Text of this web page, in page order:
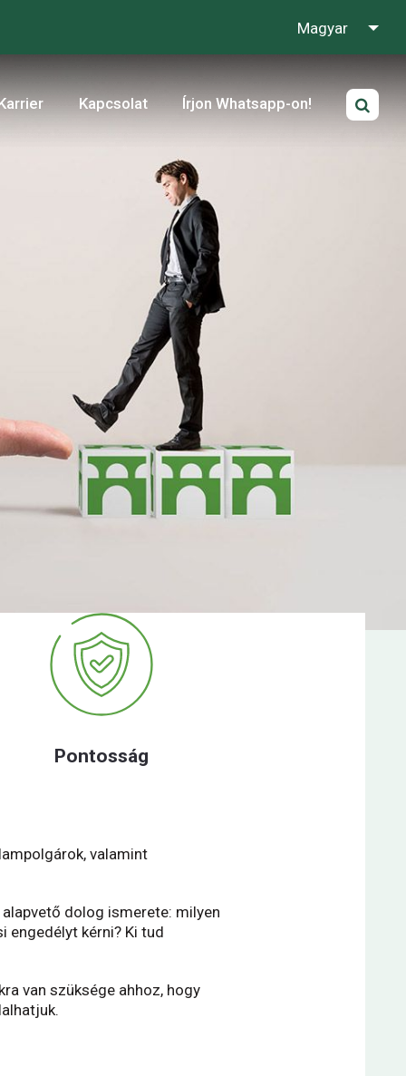
Magyar
Kapcsolat Írjon Whatsapp-on!
Pontosság
valamint
dolog ismerete: milyen
engedélyt kérni? Ki tud
van szüksége ahhoz, hogy